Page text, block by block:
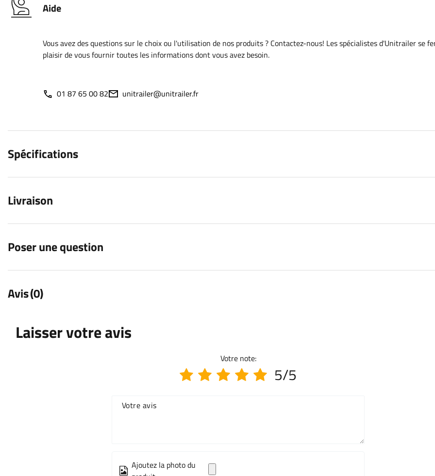
Aide
Vous avez des questions sur le choix ou l'utilisation de nos produits ? Contactez-nous! Les spécialistes d'Unitrailer se
plaisir de vous fournir toutes les informations dont vous avez besoin.
01 87 65 00 82 unitrailer@unitrailer.fr
Spécifications
Livraison
Poser une question
Avis(0)
Laisser votre avis
Votre note:
5/5
Votre avis
Ajoutez la photo du